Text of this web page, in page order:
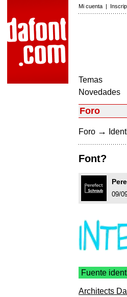
Mi cuenta |
Temas
Novedades
Foro
Foro →
Font?
09/
Fuente
Architects